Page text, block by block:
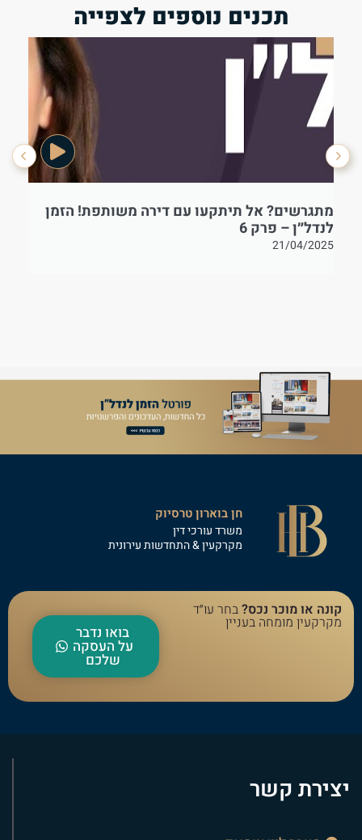
תכנים נוספים לצפייה
מתגרשים? אל תיתקעו עם דירה משותפת! הזמן
לנדל״ן – פרק 6
21/04/2025
חן בוארון טרסיוק
משרד עורכי דין
מקרקעין & התחדשות עירונית
קונה או מוכר נכס?בחר עו״ד
מקרקעין מומחה בעניין בואו נדבר
על העסקה
שלכם
יצירת קשר